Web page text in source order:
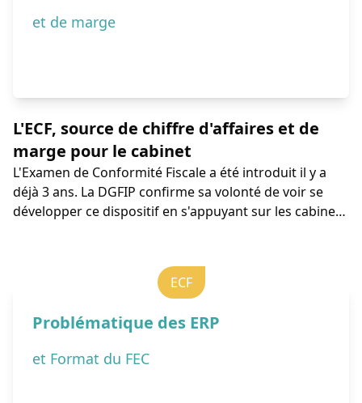
et de marge
L'ECF, source de chiffre d'affaires et de
marge pour le cabinet
L'Examen de Conformité Fiscale a été introduit il y a
déjà 3 ans. La DGFIP confirme sa volonté de voir se
développer ce dispositif en s'appuyant sur les cabinets
ECF
Problématique des ERP
et Format du FEC